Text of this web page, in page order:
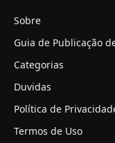
Sobre
Guia de Publicação
Categorias
Duvidas
Política de
Termos de Uso